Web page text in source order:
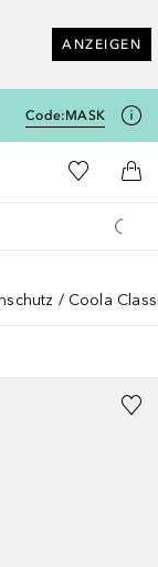
ANZEIGEN
Code:MASK
Douglas Startseite
Zu Meiner
Coola